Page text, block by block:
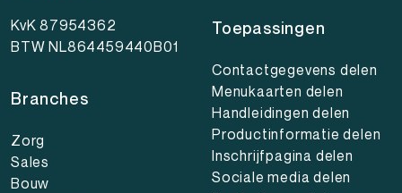
KvK 87954362
BTW NL864459440B01
Branches
Zorg
Sales
Bouw
Toepassingen
Contactgegevens delen
Menukaarten delen
Handleidingen delen
Productinformatie delen
Inschrijfpagina delen
Sociale media delen